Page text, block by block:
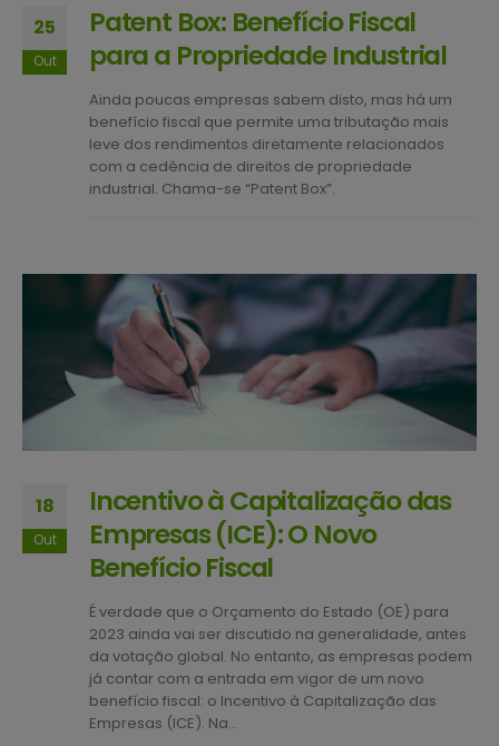
25
Out
Patent Box: Benefício Fiscal
para a Propriedade Industrial
Ainda poucas empresas sabem disto, mas há um
benefício fiscal que permite uma tributação mais
leve dos rendimentos diretamente relacionados
com a cedência de direitos de propriedade
industrial. Chama-se “Patent Box”.
18
Out
Incentivo à Capitalização das
Empresas (ICE): O Novo
Benefício Fiscal
É verdade que o Orçamento do Estado (OE) para
2023 ainda vai ser discutido na generalidade, antes
da votação global. No entanto, as empresas podem
já contar com a entrada em vigor de um novo
benefício fiscal: o Incentivo à Capitalização das
Empresas (ICE). Na...